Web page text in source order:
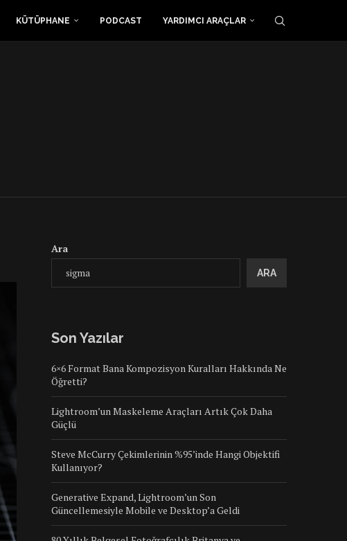
KÜTÜPHANE PODCAST YARDIMCI ARAÇLAR
Ara
ARA
Son Yazılar
6×6 Format Bana Kompozisyon Kuralları Hakkında Ne
Öğretti?
Lightroom’un Maskeleme Araçları Artık Çok Daha
Güçlü
Steve McCurry Çekimlerinin %95’inde Hangi Objektifi
Kullanıyor?
Generative Expand, Lightroom’un Son
Güncellemesiyle Mobile ve Desktop’a Geldi